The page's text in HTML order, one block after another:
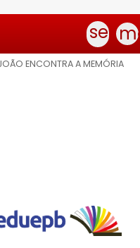
ENCONTRA A MEMÓRIA